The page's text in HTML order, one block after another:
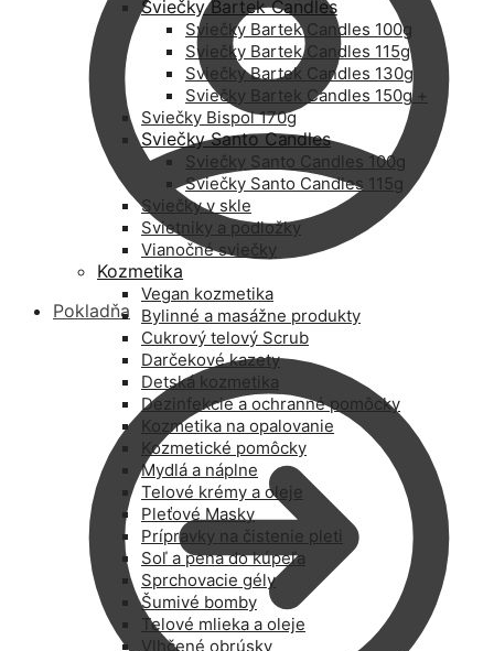
Pokladňa
Sviečky Bartek Candles
Sviečky Bartek Candles 100g
Sviečky Bartek Candles 115g
Sviečky Bartek Candles 130g
Sviečky Bartek Candles 150g +
Sviečky Bispol 170g
Sviečky Santo Candles
Sviečky Santo Candles 100g
Sviečky Santo Candles 115g
Sviečky v skle
Svietniky a podložky
Vianočné sviečky
Kozmetika
Vegan kozmetika
Bylinné a masážne produkty
Cukrový telový Scrub
Darčekové kazety
Detská kozmetika
Dezinfekcie a ochranné pomôcky
Kozmetika na opalovanie
Kozmetické pomôcky
Mydlá a náplne
Telové krémy a oleje
Pleťové Masky
Prípravky na čistenie pleti
Soľ a pena do kúpeľa
Sprchovacie gély
Šumivé bomby
Telové mlieka a oleje
Vlhčené obrúsky